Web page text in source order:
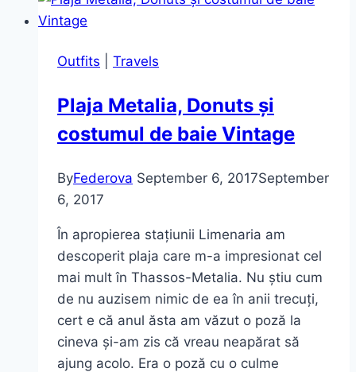
Outfits Travels
Plaja Metalia, Donuts și
costumul de baie Vintage
ByFederova September 6, 2017September
6, 2017
În apropierea stațiunii Limenaria am
descoperit plaja care m-a impresionat cel
mai mult în Thassos-Metalia. Nu știu cum
de nu auzisem nimic de ea în anii trecuți,
cert e că anul ăsta am văzut o poză la
cineva și-am zis că vreau neapărat să
ajung acolo. Era o poză cu o culme